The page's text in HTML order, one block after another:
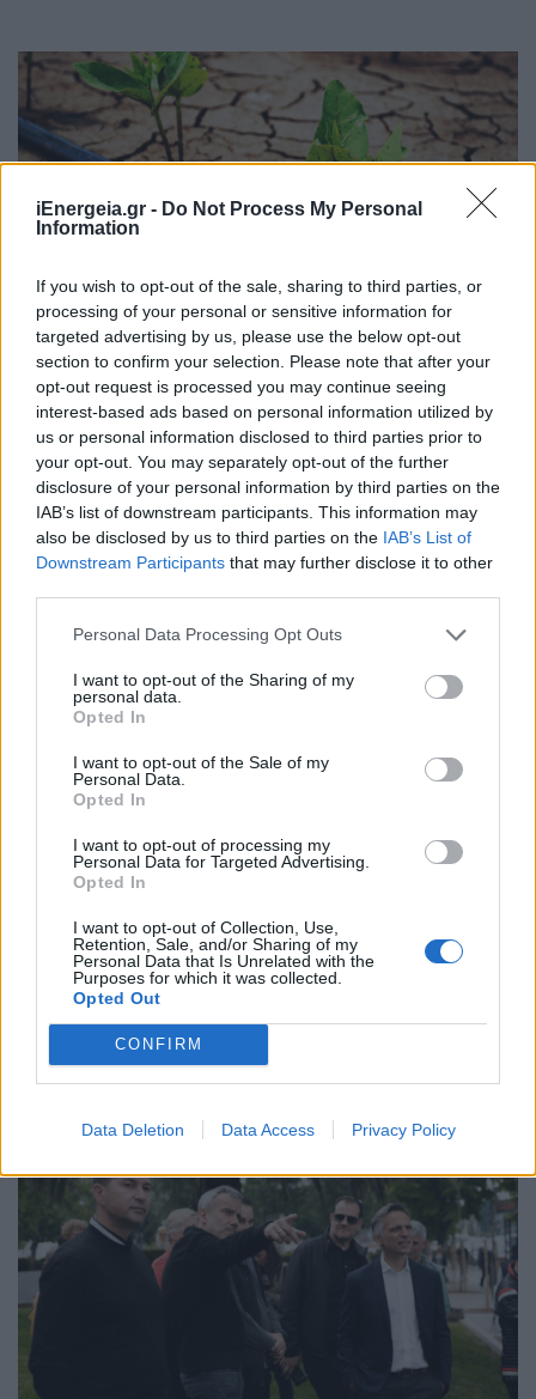
iEnergeia.gr - Do Not Process My Personal
Information
If you wish to opt-out of the sale, sharing to third parties, or
processing of your personal or sensitive information for
targeted advertising by us, please use the below opt-out
section to confirm your selection. Please note that after your
opt-out request is processed you may continue seeing
interest-based ads based on personal information utilized by
us or personal information disclosed to third parties prior to
your opt-out. You may separately opt-out of the further
disclosure of your personal information by third parties on the
IAB’s list of downstream participants. This information may
also be disclosed by us to third parties on the IAB’s List of
Downstream Participants that may further disclose it to other
Personal Data Processing Opt Outs
I want to opt-out of the Sharing of my
personal data.
Opted In
I want to opt-out of the Sale of my
Personal Data.
Opted In
I want to opt-out of processing my
Personal Data for Targeted Advertising.
Opted In
I want to opt-out of Collection, Use,
Retention, Sale, and/or Sharing of my
Personal Data that Is Unrelated with the
Purposes for which it was collected.
Opted Out
CONFIRM
Data Deletion Data Access Privacy Policy
επαγγελματίες ένωσαν τις δυνάμεις
τους για ένα πιο πράσινο αύριο
ΠΕΡΙΒΑΛΛΟΝ
28/08/2023 - 11:32
Παγκόσμια Ημέρα Περιβάλλοντος
2023: Με πυξίδα τη βιώσιμη
ανάπτυξη η ΔΕΗ επενδύει σε ένα
πράσινο, καλύτερο μέλλον
ΗΛΕΚΤΡΙΣΜΟΣ